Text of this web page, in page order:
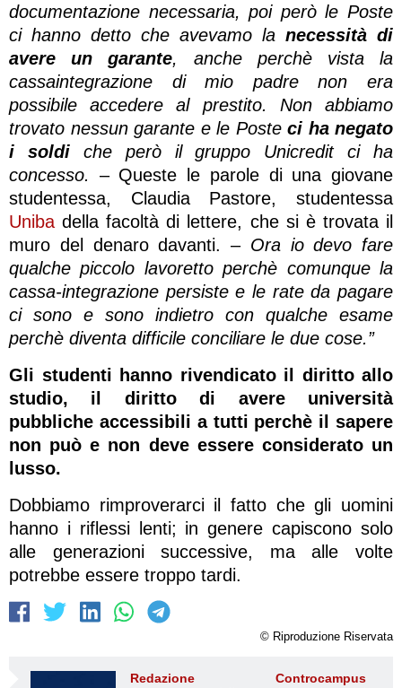
documentazione necessaria, poi però le Poste
ci hanno detto che avevamo la necessità di
avere un garante, anche perchè vista la
cassaintegrazione di mio padre non era
possibile accedere al prestito. Non abbiamo
trovato nessun garante e le Poste ci ha negato
i soldi che però il gruppo Unicredit ci ha
concesso.
– Queste le parole di una giovane
studentessa, Claudia Pastore, studentessa
Uniba della facoltà di lettere, che si è trovata il
muro del denaro davanti. – Ora io devo fare
qualche piccolo lavoretto perchè comunque la
cassa-integrazione persiste e le rate da pagare
ci sono e sono indietro con qualche esame
perchè diventa difficile conciliare le due cose.”
Gli studenti hanno rivendicato il diritto allo
studio, il diritto di avere università
pubbliche accessibili a tutti perchè il sapere
non può e non deve essere considerato un
lusso.
Dobbiamo rimproverarci il fatto che gli uomini
hanno i riflessi lenti; in genere capiscono solo
alle generazioni successive, ma alle volte
potrebbe essere troppo tardi.
© Riproduzione Riservata
Redazione Controcampus